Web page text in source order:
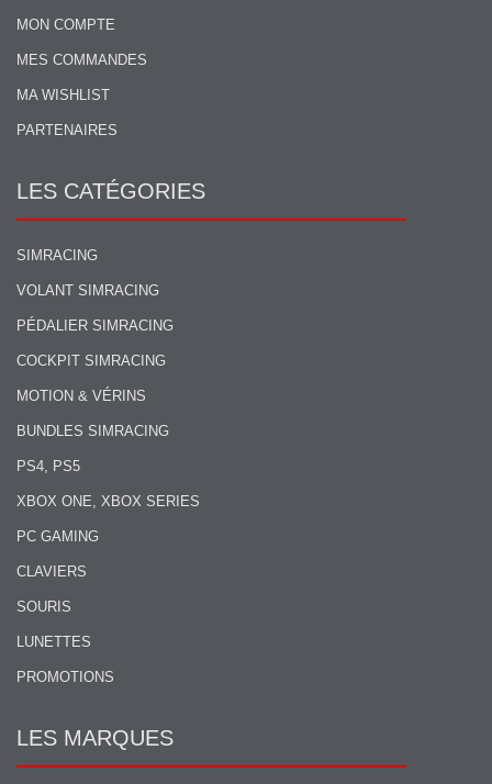
MON COMPTE
MES COMMANDES
MA WISHLIST
PARTENAIRES
LES CATÉGORIES
SIMRACING
VOLANT SIMRACING
PÉDALIER SIMRACING
COCKPIT SIMRACING
MOTION & VÉRINS
BUNDLES SIMRACING
PS4, PS5
XBOX ONE, XBOX SERIES
PC GAMING
CLAVIERS
SOURIS
LUNETTES
PROMOTIONS
LES MARQUES